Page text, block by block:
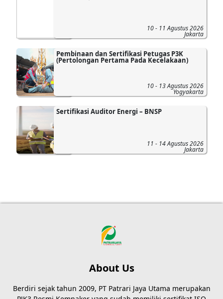
10 - 11 Agustus 2026
Jakarta
Pembinaan dan Sertifikasi Petugas P3K
(Pertolongan Pertama Pada Kecelakaan)
10 - 13 Agustus 2026
Yogyakarta
Sertifikasi Auditor Energi – BNSP
11 - 14 Agustus 2026
Jakarta
About Us
Berdiri sejak tahun 2009, PT Patrari Jaya Utama merupakan